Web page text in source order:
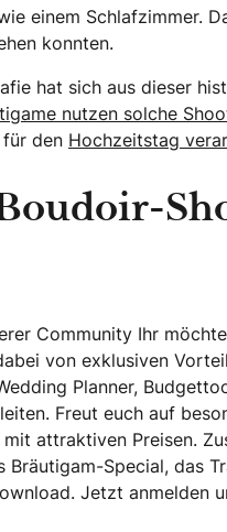
einem Schlafzimmer.
konnten.
hat sich aus dieser
nutzen solche
den Hochzeitstag
Community Ihr
von exklusiven
Planner,
Freut euch auf
attraktiven Preisen.
Bräutigam-Special, das
Jetzt anmelden